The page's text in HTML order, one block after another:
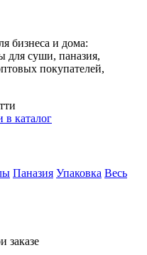
бизнеса и дома:
для суши, паназия,
покупателей,
в каталог
Паназия Упаковка Весь
заказе